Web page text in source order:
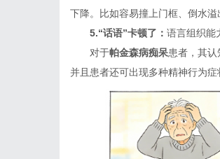
下降。比如容易撞上门框、倒水
5.“话语”卡顿了： 语言组织能
对于帕金森病痴呆患者，其
并且患者还可出现多种精神行为